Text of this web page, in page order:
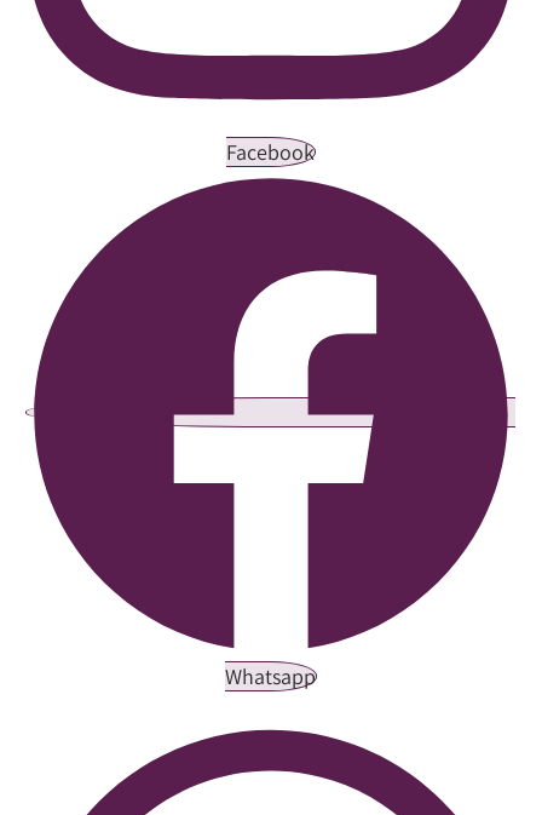
Facebook
Whatsapp